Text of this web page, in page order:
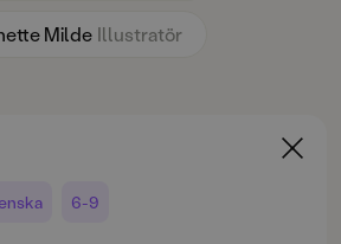
Milde Illustratör
6-9